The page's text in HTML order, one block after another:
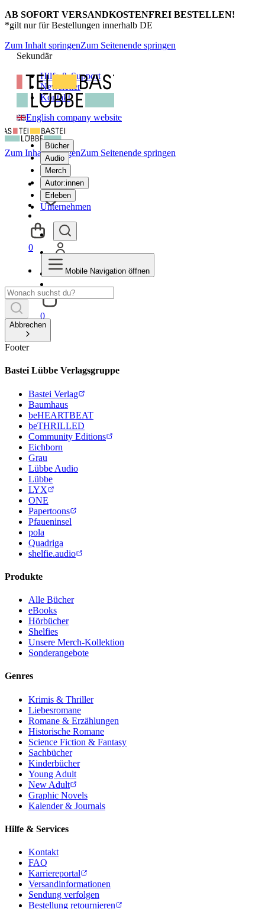
AB SOFORT VERSANDKOSTENFREI BESTELLEN!
*gilt nur für Bestellungen innerhalb DE
Zum Inhalt springenZum Seitenende springen
Sekundär
Hilfe & Support
Newsletter
Kontakt
English company website
Bücher
Audio
Merch
Autor:innen
Erleben
Unternehmen
0
Zum Inhalt springenZum Seitenende springen
0
Mobile Navigation öffnen
Abbrechen
Footer
Bastei Lübbe Verlagsgruppe
Bastei Verlag
Baumhaus
beHEARTBEAT
beTHRILLED
Community Editions
Eichborn
Grau
Lübbe Audio
Lübbe
LYX
ONE
Papertoons
Pfaueninsel
pola
Quadriga
shelfie.audio
Produkte
Alle Bücher
eBooks
Hörbücher
Shelfies
Unsere Merch-Kollektion
Sonderangebote
Genres
Krimis & Thriller
Liebesromane
Romane & Erzählungen
Historische Romane
Science Fiction & Fantasy
Sachbücher
Kinderbücher
Young Adult
New Adult
Graphic Novels
Kalender & Journals
Hilfe & Services
Kontakt
FAQ
Karriereportal
Versandinformationen
Sendung verfolgen
Bestellung retournieren